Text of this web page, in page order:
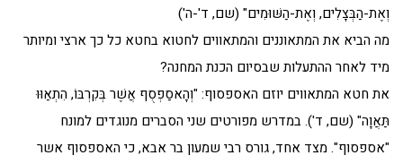
וְאֶת-הַבְּצָלִים, וְאֶת-הַשּׁוּמִים" (שם, ד'-ה')
מה הביא את המתאוננים והמתאווים לחטוא בחטא כל כך ארצי ומיותר
מיד לאחר ההתעלות שבסיום הכנת המחנה?
את חטא המתאווים יוזם האספסוף: "וְהָאסַפְסֻף אֲשֶׁר בְּקִרְבּוֹ, הִתְאַוּוּ
תַּאֲוָה" (שם, ד'). במדרש מפורטים שני הסברים מנוגדים למונח
"אספסוף". מצד אחד, גורס רבי שמעון בר אבא, כי האספסוף אשר